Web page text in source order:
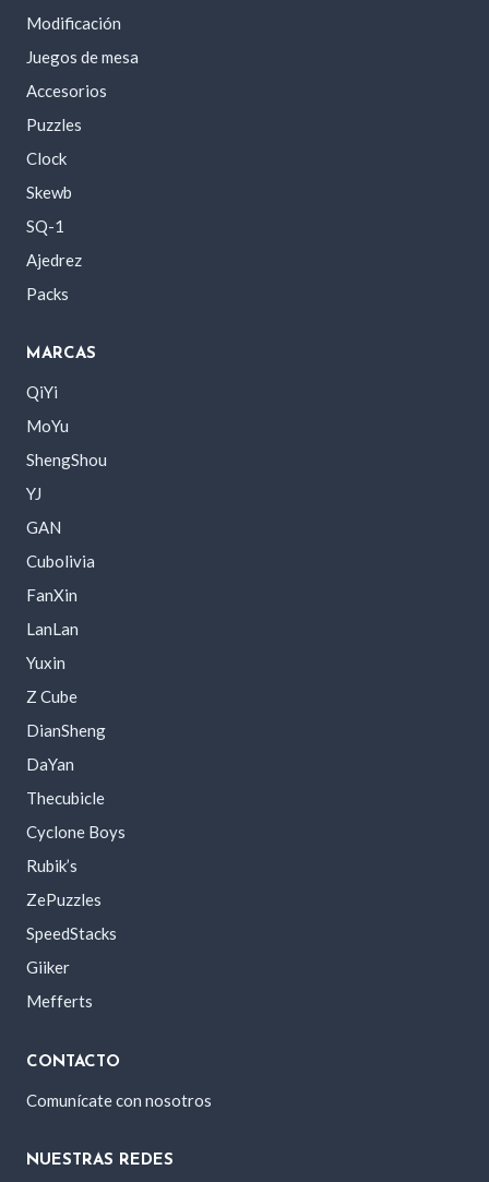
Modificación
Juegos de mesa
Accesorios
Puzzles
Clock
Skewb
SQ-1
Ajedrez
Packs
MARCAS
QiYi
MoYu
ShengShou
YJ
GAN
Cubolivia
FanXin
LanLan
Yuxin
Z Cube
DianSheng
DaYan
Thecubicle
Cyclone Boys
Rubik’s
ZePuzzles
SpeedStacks
Giiker
Mefferts
CONTACTO
Comunícate con nosotros
NUESTRAS REDES